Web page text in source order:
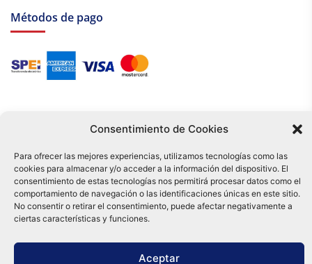
Consentimiento de Cookies
Para ofrecer las mejores experiencias, utilizamos tecnologías como las
cookies para almacenar y/o acceder a la información del dispositivo. El
consentimiento de estas tecnologías nos permitirá procesar datos como el
comportamiento de navegación o las identificaciones únicas en este sitio.
No consentir o retirar el consentimiento, puede afectar negativamente a
ciertas características y funciones.
Aceptar
Métodos de pago
Tu compra es respaldada por nuestro certificado SSL y operada bajo las
mejores prácticas de seguridad.
Distribuidora Tamex - México
e-commerce